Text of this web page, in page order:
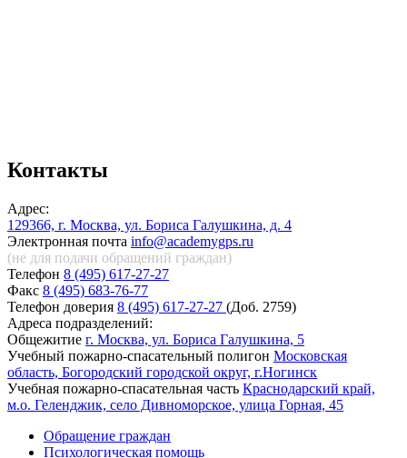
Контакты
Адрес:
129366, г. Москва, ул. Бориса Галушкина, д. 4
Электронная почта info@academygps.ru
(не для подачи обращений граждан)
Телефон 8 (495) 617-27-27
Факс 8 (495) 683-76-77
Телефон доверия 8 (495) 617-27-27 (Доб. 2759)
Адреса подразделений:
Общежитие г. Москва, ул. Бориса Галушкина, 5
Учебный пожарно-спасательный полигон Московская
область, Богородский городской округ, г.Ногинск
Учебная пожарно-спасательная часть Краснодарский край,
м.о. Геленджик, село Дивноморское, улица Горная, 45
Обращение граждан
Психологическая помощь